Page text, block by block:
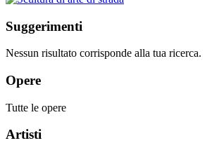
Suggerimenti
Nessun risultato corrisponde alla tua ricerca.
Opere
Tutte le opere
Artisti